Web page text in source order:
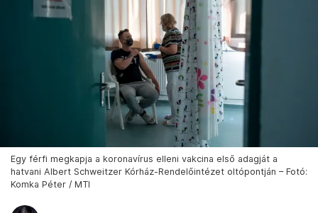
Egy férfi megkapja a koronavírus elleni vakcina első adagját a
hatvani Albert Schweitzer Kórház-Rendelőintézet oltópontján – Fotó:
Komka Péter / MTI